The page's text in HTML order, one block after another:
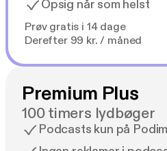
Opsig når som helst
Prøv gratis i 14 dage
Derefter 99 kr. / måned
Premium Plus
100 timers lydbøger
Podcasts kun på